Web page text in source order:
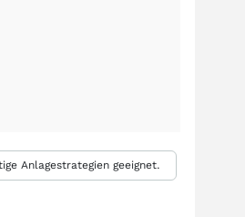
Anlagestrategien geeignet.